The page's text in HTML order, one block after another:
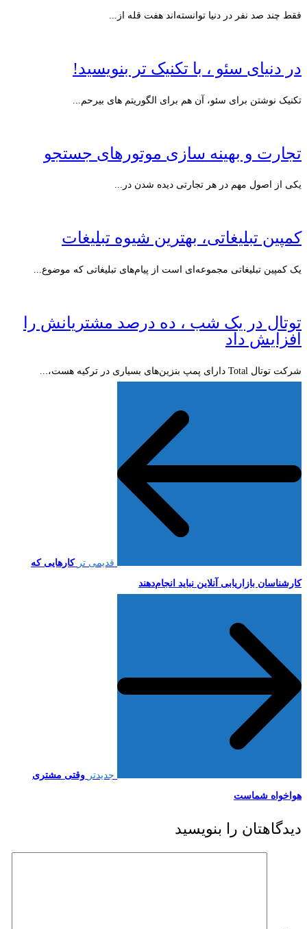
فقط چند صد نفر در دنیا توانسته‌اند هفت قله از...
در دنیای سئو ، با تکنیک تر بنویسید!
تکنیک نوشتن برای سئو، آن هم برای الگوریتم های بیرحم...
تجارت و بهینه سازی موتورهای جستجو
یکی از اصول مهم در هر تجارتی دیده شدن در...
کمپین تبلیغاتی، بهترین شیوه تبلیغات
یک کمپین تبلیغاتی مجموعه‌ای است از پیام‌های تبلیغاتی که موضوع...
توتال در یک شب ، ده درصد مشتریانش را
افزایش داد
شرکت توتال Total دارای پمپ بنزین‌های بسیاری در ترکیه هست،...
قدیمی تر کارهایی که
کارشناسان بازاریابی آنلاین نباید انجام‌دهند
جدیدتر وقتی مشتری
هواخواه شماست
دیدگاهتان را بنویسید